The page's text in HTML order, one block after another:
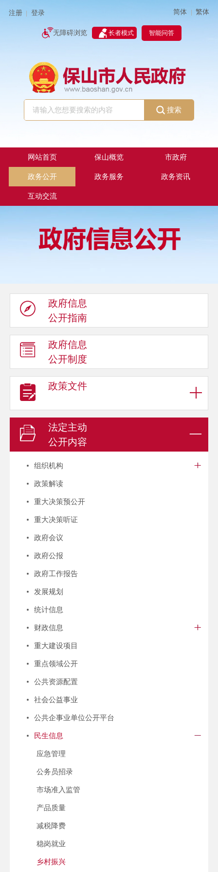
注册 登录 简体 | 繁体
无障碍浏览 长者模式 智能问答
搜索
网站首页 保山概览 市政府
政务公开 政务服务 政务资讯
互动交流
政府信息
公开指南
政府信息
公开制度
政策文件
法定主动
公开内容
组织机构
政策解读
重大决策预公开
重大决策听证
政府会议
政府公报
政府工作报告
发展规划
统计信息
财政信息
重大建设项目
重点领域公开
公共资源配置
社会公益事业
公共企事业单位公开平台
民生信息
应急管理
公务员招录
市场准入监管
产品质量
减税降费
稳岗就业
乡村振兴